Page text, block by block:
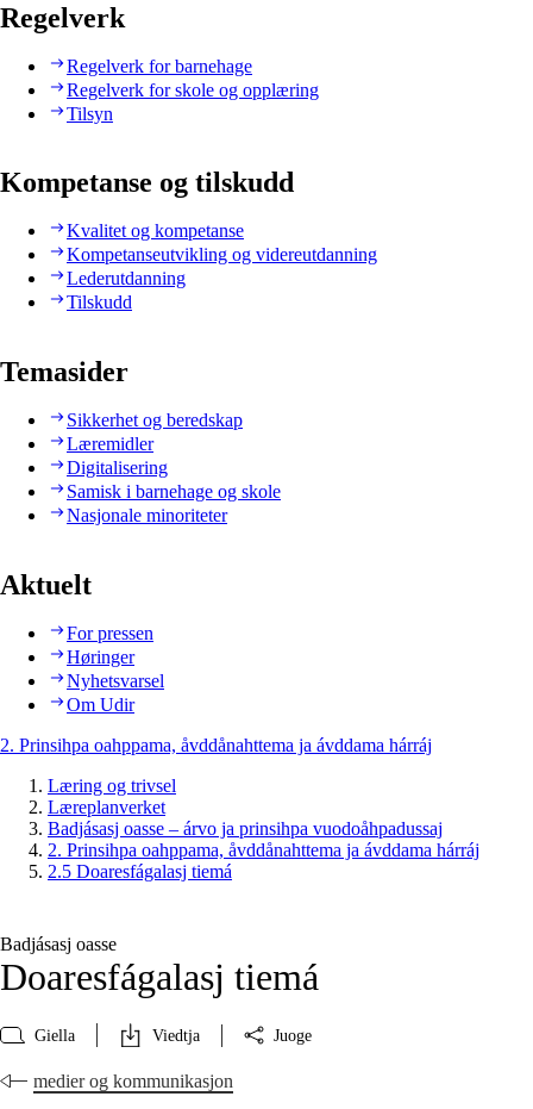
Regelverk
Regelverk for barnehage
Regelverk for skole og opplæring
Tilsyn
Kompetanse og tilskudd
Kvalitet og kompetanse
Kompetanseutvikling og videreutdanning
Lederutdanning
Tilskudd
Temasider
Sikkerhet og beredskap
Læremidler
Digitalisering
Samisk i barnehage og skole
Nasjonale minoriteter
Aktuelt
For pressen
Høringer
Nyhetsvarsel
Om Udir
2. Prinsihpa oahppama, åvddånahttema ja ávddama hárráj
Læring og trivsel
Læreplanverket
Badjásasj oasse – árvo ja prinsihpa vuodoåhpadussaj
2. Prinsihpa oahppama, åvddånahttema ja ávddama hárráj
2.5 Doaresfágalasj tiemá
Badjásasj oasse
Doaresfágalasj tiemá
Giella Viedtja Juoge
medier og kommunikasjon